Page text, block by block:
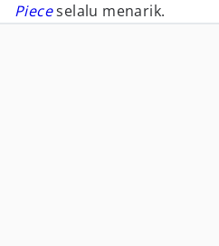
Piece selalu menarik.